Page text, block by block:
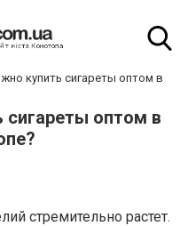
купить сигареты оптом в
оптом в
стремительно растет.